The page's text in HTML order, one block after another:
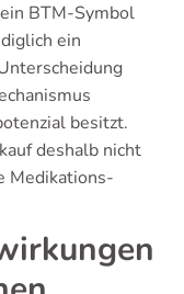
BTM-Symbol
ein
besitzt.
deshalb nicht
Medikations-